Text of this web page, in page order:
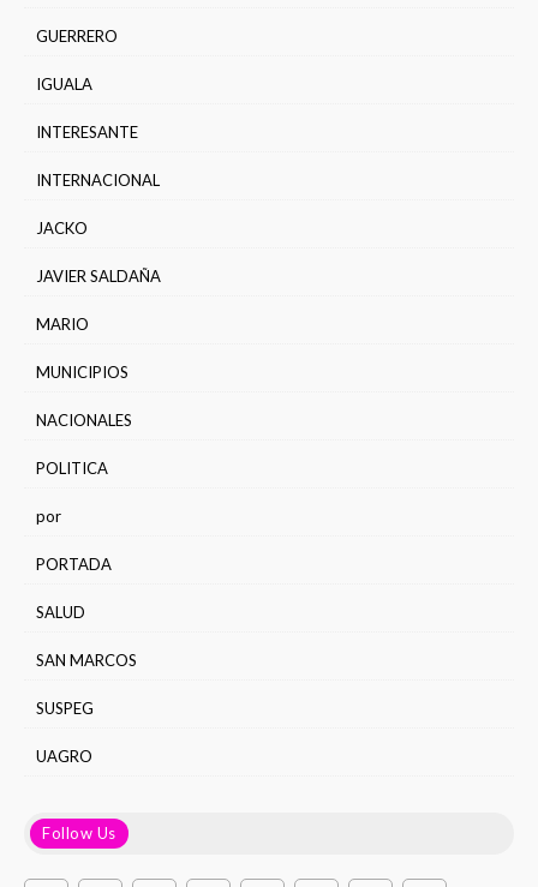
GUERRERO
IGUALA
INTERESANTE
INTERNACIONAL
JACKO
JAVIER SALDAÑA
MARIO
MUNICIPIOS
NACIONALES
POLITICA
por
PORTADA
SALUD
SAN MARCOS
SUSPEG
UAGRO
Follow Us